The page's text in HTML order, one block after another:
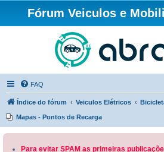
Fórum Veiculos e
FAQ
Índice do fórum Veiculos Elétricos
Mapas - Pontos de Recarga
Para evitar SPAM as primeiras